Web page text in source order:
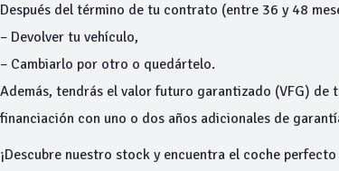
Después del término de tu contrato (entre 36 y 48
– Devolver tu vehículo,
– Cambiarlo por otro o quedártelo.
Además, tendrás el valor futuro garantizado (VFG) de
financiación con uno o dos años adicionales de
¡Descubre nuestro stock y encuentra el coche